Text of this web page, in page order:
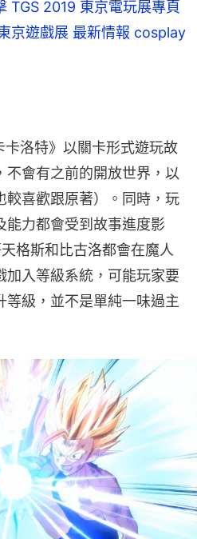
TGS 2019 東京電玩展專頁
京遊戲展 最新情報 cosplay
洛特》以關卡形式遊玩故
會有之前的開放世界，以
較喜歡跟原著）。同時，玩
能力都會受到故事進度影
格斯和比古洛都會在魔人
加入等級系統，可能玩家要
等級，並不是單純一味過主